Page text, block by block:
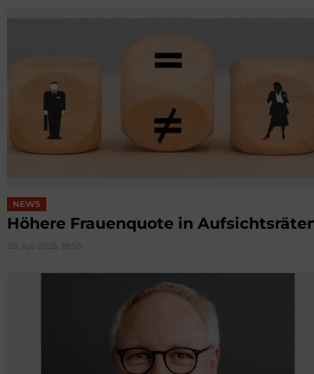
NEWS
Höhere Frauenquote in
29. Juli 2026, 18:55